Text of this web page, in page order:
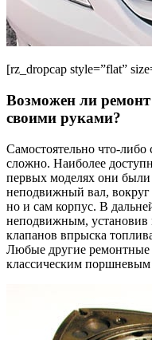
[rz_dropcap style=”flat”
Возможен ли ремонт
своими руками?
Самостоятельно что-
сложно. Наиболее
первых моделях они
неподвижный вал, вокруг
но и сам корпус. В
неподвижным, установив
клапанов впрыска
Любые другие
классическим